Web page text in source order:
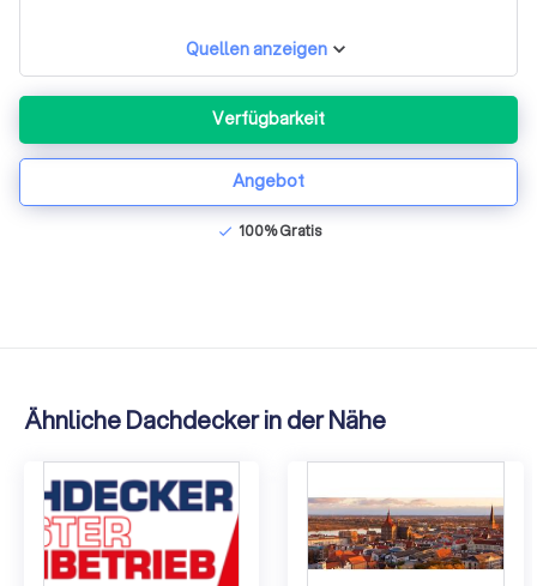
Quellen anzeigen
Verfügbarkeit
Angebot
check 100% Gratis
Ähnliche Dachdecker in der Nähe